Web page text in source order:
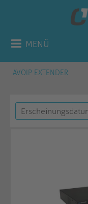
MENÜ
AVOIP EXTENDER